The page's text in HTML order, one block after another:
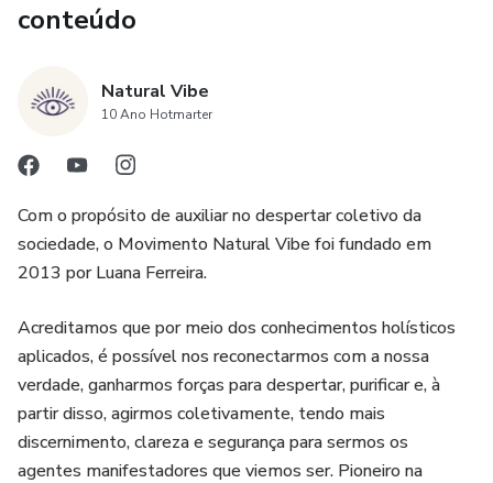
conteúdo
Natural Vibe
10 Ano Hotmarter
Com o propósito de auxiliar no despertar coletivo da
sociedade, o Movimento Natural Vibe foi fundado em
2013 por Luana Ferreira.
Acreditamos que por meio dos conhecimentos holísticos
aplicados, é possível nos reconectarmos com a nossa
verdade, ganharmos forças para despertar, purificar e, à
partir disso, agirmos coletivamente, tendo mais
discernimento, clareza e segurança para sermos os
agentes manifestadores que viemos ser. Pioneiro na